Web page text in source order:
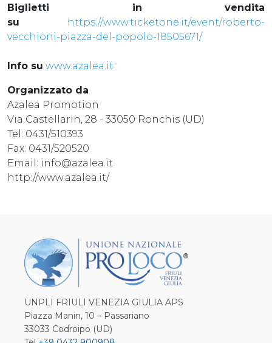
Biglietti in vendita
su
https://www.ticketone.it/event/roberto-
vecchioni-piazza-del-popolo-18505671/
Info su www.azalea.it
Organizzato da
Azalea Promotion
Via Castellarin, 28 - 33050 Ronchis (UD)
Tel: 0431/510393
Fax: 0431/520520
Email: info@azalea.it
http://www.azalea.it/
UNPLI FRIULI VENEZIA GIULIA APS
Piazza Manin, 10 – Passariano
33033 Codroipo (UD)